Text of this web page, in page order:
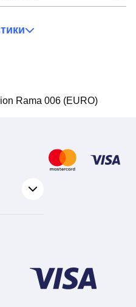
Rama 006 (EURO)